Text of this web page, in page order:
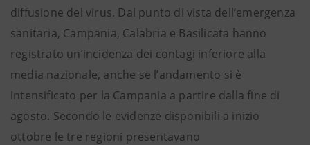
diffusione del virus. Dal punto di vista dell’emergenza
sanitaria, Campania, Calabria e Basilicata hanno
registrato un’incidenza dei contagi inferiore alla
media nazionale, anche se l’andamento si è
intensificato per la Campania a partire dalla fine di
agosto. Secondo le evidenze disponibili a inizio
ottobre le tre regioni presentavano